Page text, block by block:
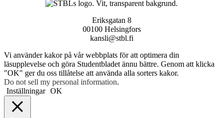
Eriksgatan 8
00100 Helsingfors
kansli@stbl.fi
Vi använder kakor på vår webbplats för att optimera din
läsupplevelse och göra Studentbladet ännu bättre. Genom att klicka
"OK" ger du oss tillåtelse att använda alla sorters kakor.
Do not sell my personal information.
Inställningar OK